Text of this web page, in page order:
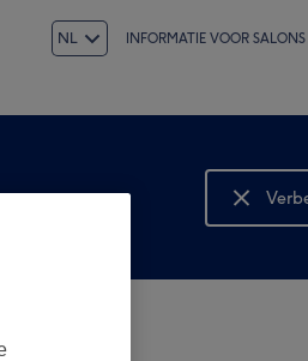
NL INFORMATIE VOOR SALONS